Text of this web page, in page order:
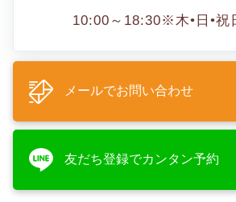
10:00～18:30※木•日•祝
メールでお問い合わせ
友だち登録でカンタン予約